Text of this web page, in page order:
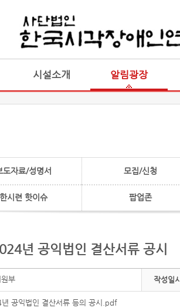
시설소개 알림광장
도자료/성명서 모집/신청
한시련 핫이슈 팝업존
년 공익법인 결산서류 공시
부 작성일시
공익법인 결산서류 등의 공시.pdf